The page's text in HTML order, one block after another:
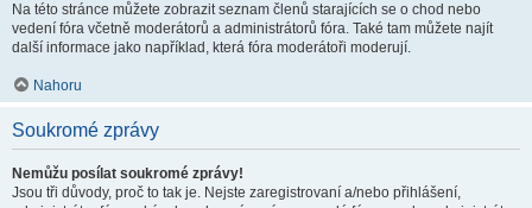
Na této stránce můžete zobrazit seznam členů starajících se o chod nebo
vedení fóra včetně moderátorů a administrátorů fóra. Také tam můžete najít
další informace jako například, která fóra moderátoři moderují.
Nahoru
Soukromé zprávy
Nemůžu posílat soukromé zprávy!
Jsou tři důvody, proč to tak je. Nejste zaregistrovaní a/nebo přihlášení,